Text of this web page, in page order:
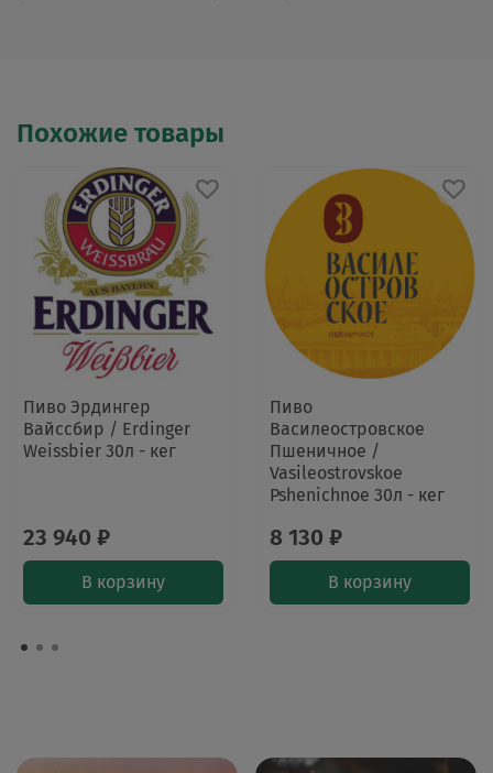
Похожие товары
Пиво Эрдингер
Вайссбир / Erdinger
Weissbier 30л - кег
23 940 ₽
В корзину
Пиво
Василеостровское
Пшеничное /
Vasileostrovskoe
Pshenichnoe 30л - кег
8 130 ₽
В корзину